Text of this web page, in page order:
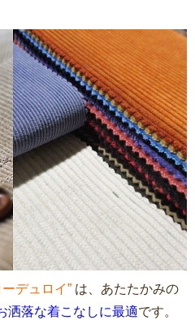
デュロイ” は、あたたかみの
洒落な着こなしに最適です。